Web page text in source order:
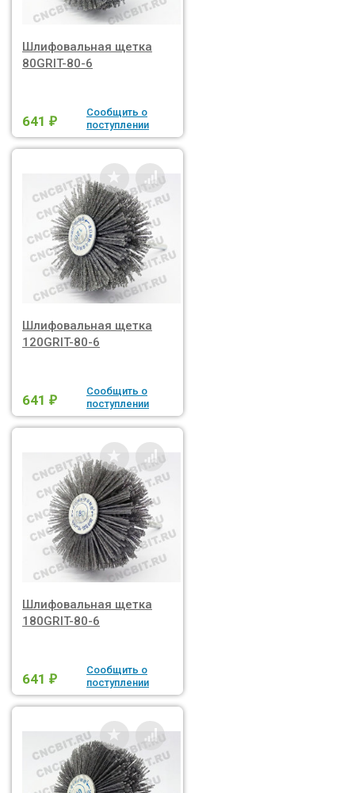
Шлифовальная щетка
80GRIT-80-6
641 ₽
Сообщить о
поступлении
Шлифовальная щетка
120GRIT-80-6
641 ₽
Сообщить о
поступлении
Шлифовальная щетка
180GRIT-80-6
641 ₽
Сообщить о
поступлении